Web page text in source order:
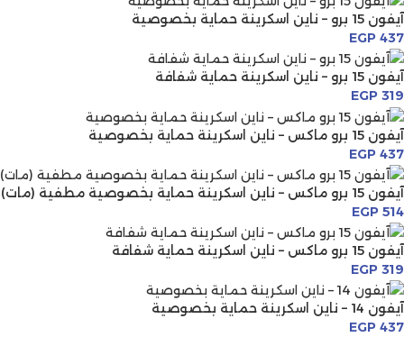
آيفون 15 برو – ناين اسكرينة حماية بخصوصية
EGP 437
آيفون 15 برو – ناين اسكرينة حماية شفافة
EGP 319
آيفون 15 برو ماكس – ناين اسكرينة حماية بخصوصية
EGP 437
آيفون 15 برو ماكس – ناين اسكرينة حماية بخصوصية مطفية (مات)
EGP 514
آيفون 15 برو ماكس – ناين اسكرينة حماية شفافة
EGP 319
آيفون 14 – ناين اسكرينة حماية بخصوصية
EGP 437